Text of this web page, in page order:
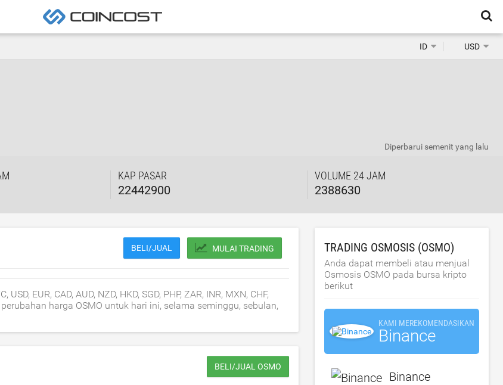
ID USD
KAP PASAR
22442900
VOLUME 24 JAM
2388630
Diperbarui semenit yang lalu
BELI/JUAL MULAI TRADING
EUR, CAD, AUD, NZD, HKD, SGD, PHP, ZAR, INR, MXN, CHF,
harga OSMO untuk hari ini, selama seminggu, sebulan,
BELI/JUAL OSMO
TRADING OSMOSIS (OSMO)
Anda dapat membeli atau menjual
Osmosis OSMO pada bursa kripto
berikut
KAMI MEREKOMENDASIKAN
Binance
Binance